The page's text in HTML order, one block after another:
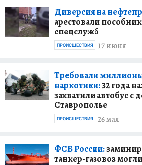
Диверсия на
арестовали
спецслужб
17 июня
ПРОИСШЕСТВИЯ
Требовали
наркотики:32 года
захватили автобус с
Ставрополье
26 мая
ПРОИСШЕСТВИЯ
ФСБ России:
танкер-газовоз